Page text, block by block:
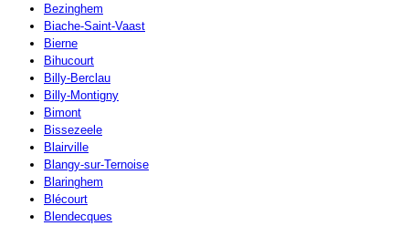
Bezinghem
Biache-Saint-Vaast
Bierne
Bihucourt
Billy-Berclau
Billy-Montigny
Bimont
Bissezeele
Blairville
Blangy-sur-Ternoise
Blaringhem
Blécourt
Blendecques